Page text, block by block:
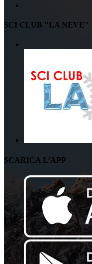
SCI CLUB "LA NEVE"
SCARICA L’APP